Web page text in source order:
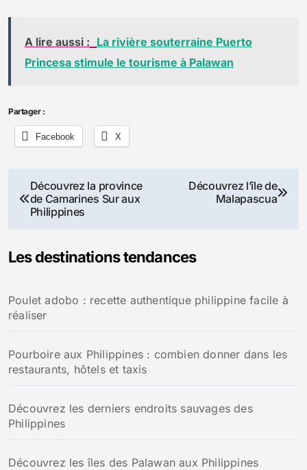
A lire aussi : La rivière souterraine Puerto
Princesa stimule le tourisme à Palawan
Partager :
Facebook X
Navigation
de
Découvrez la province
de Camarines Sur aux
Philippines
Découvrez l’île de
Malapascua
Les destinations tendances
Poulet adobo : recette authentique philippine facile à
réaliser
Pourboire aux Philippines : combien donner dans les
restaurants, hôtels et taxis
Découvrez les derniers endroits sauvages des
Philippines
Découvrez les îles des Palawan aux Philippines